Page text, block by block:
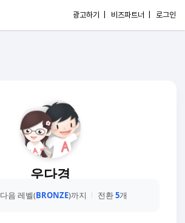
광고하기 | 비즈파트너 | 로그인
우다경
다음 레벨(BRONZE)까지 전환5개